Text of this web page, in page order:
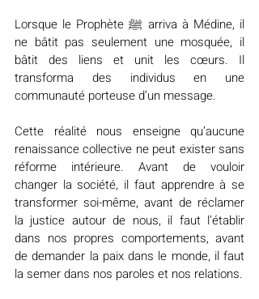
Lorsque le Prophète ﷺ arriva à Médine, il
ne bâtit pas seulement une mosquée, il
bâtit des liens et unit les cœurs. Il
transforma des individus en une
communauté porteuse d’un message.
Cette réalité nous enseigne qu’aucune
renaissance collective ne peut exister sans
réforme intérieure. Avant de vouloir
changer la société, il faut apprendre à se
transformer soi-même, avant de réclamer
la justice autour de nous, il faut l’établir
dans nos propres comportements, avant
de demander la paix dans le monde, il faut
la semer dans nos paroles et nos relations.